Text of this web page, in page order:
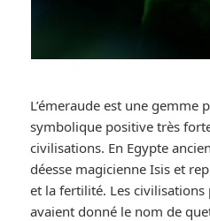
L’émeraude est une gemme
symbolique positive très
civilisations. En Egypte
déesse magicienne Isis et
et la fertilité. Les
avaient donné le nom de